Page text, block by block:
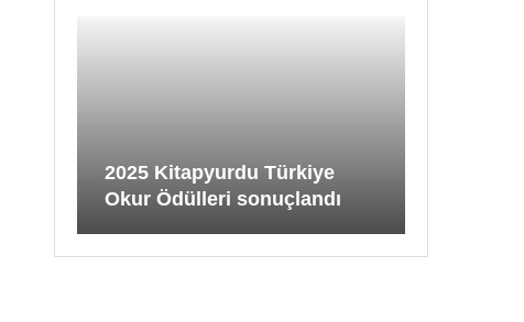
2025 Kitapyurdu Türkiye
Okur Ödülleri sonuçlandı